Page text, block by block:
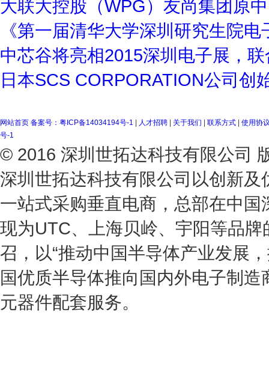
大联大控股（WPG）友尚集团原
《第一届清华大学深圳研究生院
中芯谷将亮相2015深圳电子展，
日本SCS CORPORATION公司创
网站首页 备案号：粤ICP备14034194号-1 人才招聘 关于我们 联系方式
使用协
号-1
© 2016 深圳世拓达科技有限公司
深圳世拓达科技有限公司以创新
一站式采购垂直电商，总部在中
现为UTC、上海贝岭、宇阳等品
召，以“推动中国半导体产业发展
国优质半导体推向国内外电子制
元器件配套服务。